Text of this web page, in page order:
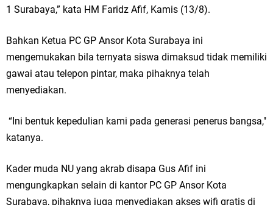
1 Surabaya,” kata HM Faridz Afif, Kamis (13/8).
Bahkan Ketua PC GP Ansor Kota Surabaya ini
mengemukakan bila ternyata siswa dimaksud tidak memiliki
gawai atau telepon pintar, maka pihaknya telah
menyediakan.
“Ini bentuk kepedulian kami pada generasi penerus bangsa,"
katanya.
Kader muda NU yang akrab disapa Gus Afif ini
mengungkapkan selain di kantor PC GP Ansor Kota
Surabaya, pihaknya juga menyediakan akses wifi gratis di